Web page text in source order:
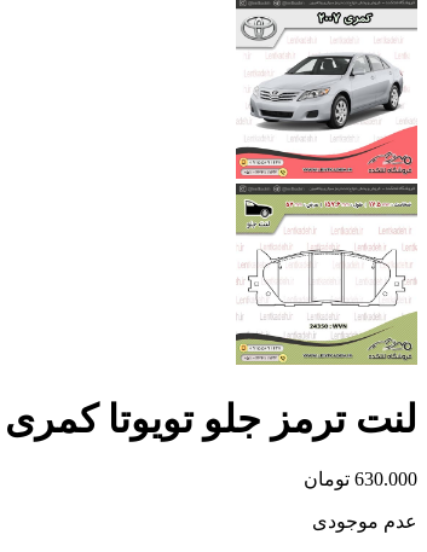
لنت ترمز جلو تویوتا کمری 2007 – اورجینال جهان لنت
630.000 تومان
عدم موجودی